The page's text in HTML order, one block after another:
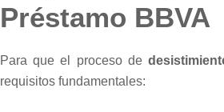
Préstamo BBVA
Para que el proceso de
requisitos fundamentales: